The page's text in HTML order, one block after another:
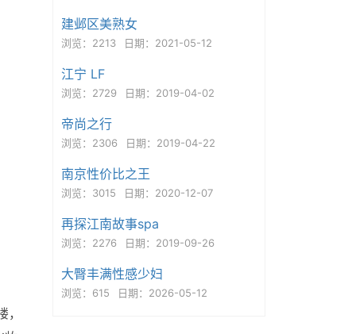
建邺区美熟女
浏览：2213 日期：2021-05-12
江宁 LF
浏览：2729 日期：2019-04-02
帝尚之行
浏览：2306 日期：2019-04-22
南京性价比之王
浏览：3015 日期：2020-12-07
再探江南故事spa
浏览：2276 日期：2019-09-26
大臀丰满性感少妇
浏览：615 日期：2026-05-12